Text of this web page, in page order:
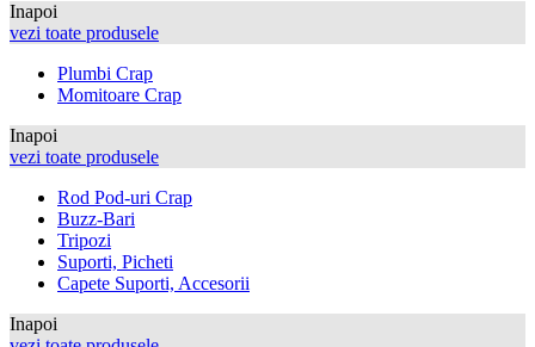
Inapoi
vezi toate produsele
Plumbi Crap
Momitoare Crap
Inapoi
vezi toate produsele
Rod Pod-uri Crap
Buzz-Bari
Tripozi
Suporti, Picheti
Capete Suporti, Accesorii
Inapoi